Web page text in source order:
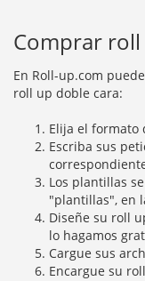
Comprar
En Roll-up.com
roll up doble cara:
Elija el formato
Escriba sus
Los plantillas
"plantillas", en
Diseñe su roll
lo hagamos
Cargue sus
Encargue su